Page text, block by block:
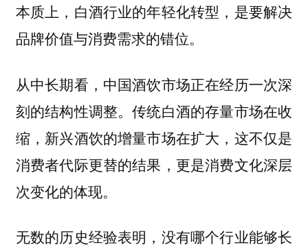
本质上，白酒行业的年轻化转型，是要解决
品牌价值与消费需求的错位。
从中长期看，中国酒饮市场正在经历一次深
刻的结构性调整。传统白酒的存量市场在收
缩，新兴酒饮的增量市场在扩大，这不仅是
消费者代际更替的结果，更是消费文化深层
次变化的体现。
无数的历史经验表明，没有哪个行业能够长